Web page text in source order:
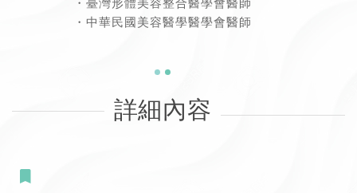
・中華民國美容醫學醫學會醫師
詳細內容